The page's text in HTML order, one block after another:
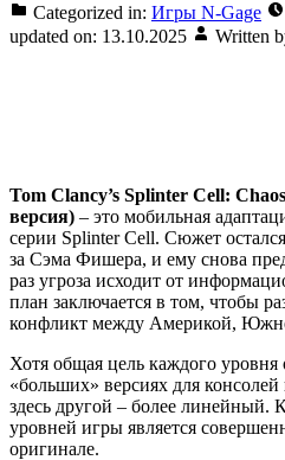
Categorized in: Игры N-Gage
updated on: 13.10.2025 Written
Tom Clancy’s Splinter Cell:
версия) – это мобильная
серии Splinter Cell. Сюжет
за Сэма Фишера, и ему снова
раз угроза исходит от
план заключается в том, чтобы
конфликт между Америкой,
Хотя общая цель каждого уровня
«больших» версиях для
здесь другой – более линейный.
уровней игры является
оригинале.